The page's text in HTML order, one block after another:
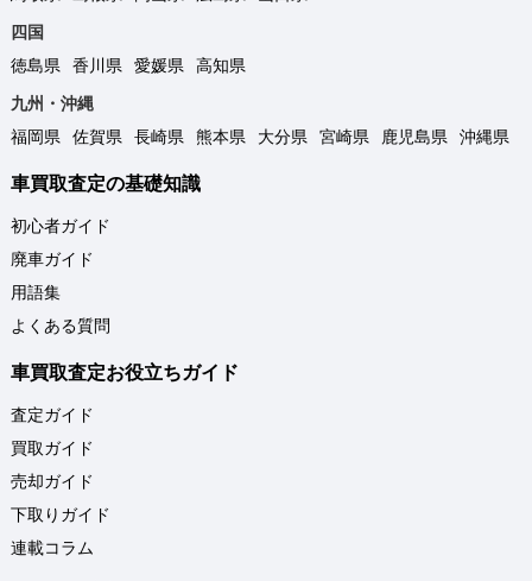
四国
徳島県
香川県 愛媛県
高知県
九州・沖縄
福岡県
佐賀県 長崎県 熊本県 大分県 宮崎県 鹿児島県 沖縄県
車買取査定の基礎知識
初心者ガイド
廃車ガイド
用語集
よくある質問
車買取査定お役立ちガイド
査定ガイド
買取ガイド
売却ガイド
下取りガイド
連載コラム